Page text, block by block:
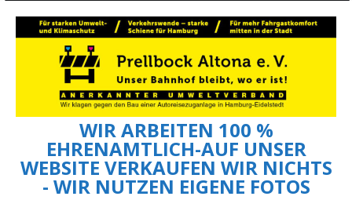
WIR ARBEITEN 100 %
EHRENAMTLICH-AUF UNSER
WEBSITE VERKAUFEN WIR NICHTS
- WIR NUTZEN EIGENE FOTOS